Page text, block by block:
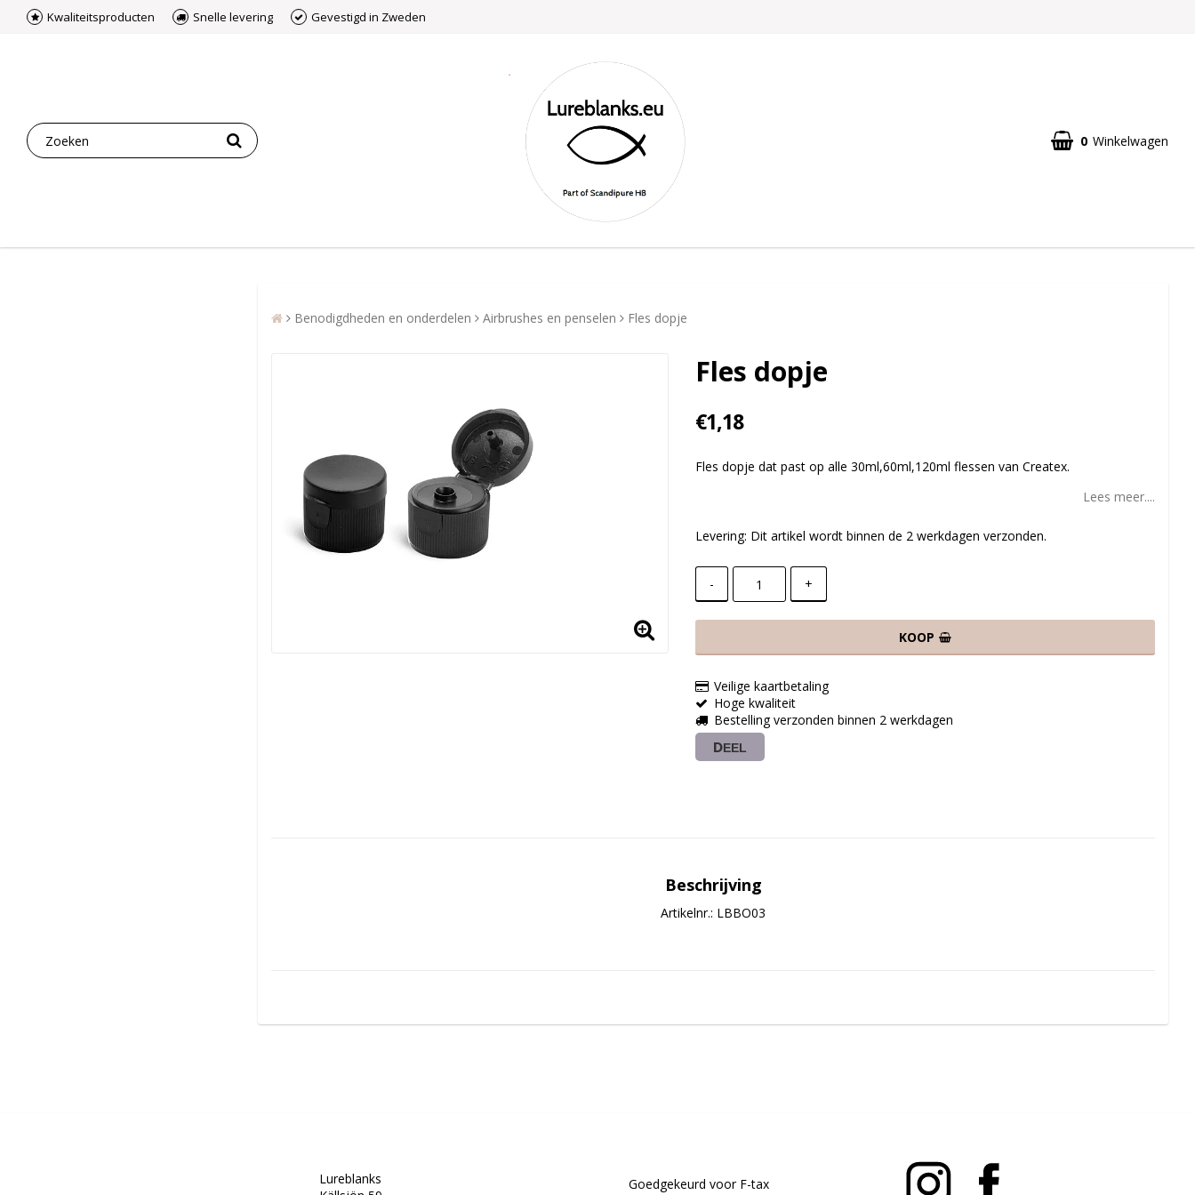
Kwaliteitsproducten Snelle levering Gevestigd in Zweden
0 Winkelwagen
Benodigdheden en onderdelen Airbrushes en penselen Fles dopje
Fles dopje
€1,18
Fles dopje dat past op alle 30ml,60ml,120ml flessen van Createx.
Lees meer....
Levering: Dit artikel wordt binnen de 2 werkdagen verzonden.
- +
KOOP
Veilige kaartbetaling
Hoge kwaliteit
Bestelling verzonden binnen 2 werkdagen
DEEL
Beschrijving
Artikelnr.: LBBO03
Lureblanks
Goedgekeurd voor F-tax